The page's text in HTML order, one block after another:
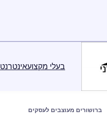
בעלי מקצועאינטרנט
ברושורים מעוצבים לעסקים